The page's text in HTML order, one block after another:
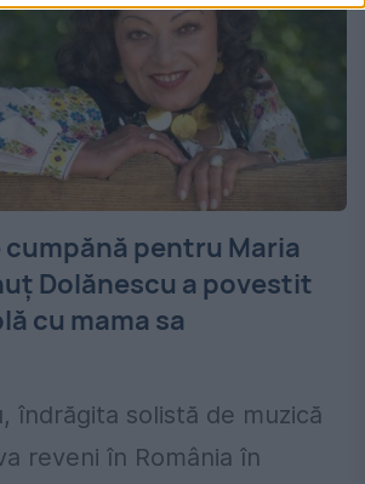
pentru Maria
Dolănescu a povestit
cu mama sa
îndrăgita solistă de muzică
reveni în România în